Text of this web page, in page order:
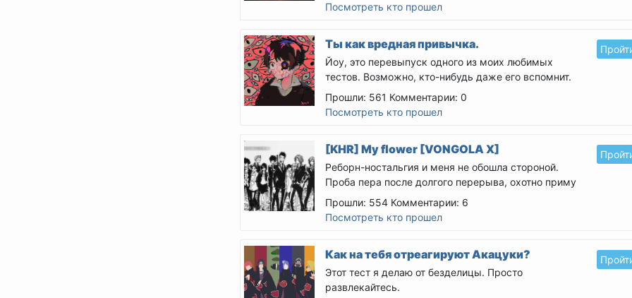
Посмотреть кто прошел
Ты как вредная привычка.
Йоу, это перевыпуск одного из моих любимых
тестов. Возможно, кто-нибудь даже его вспомнит.
(олды тут?) ...
Прошли: 561 Комментарии: 0
Посмотреть кто прошел
[KHR] My flower [VONGOLA X]
Реборн-ностальгия и меня не обошла стороной.
Проба пера после долгого перерыва, охотно приму
тапки.
Прошли: 554 Комментарии: 6
Посмотреть кто прошел
Как на тебя отреагируют Акацуки?
Этот тест я делаю от безделицы. Просто
развлекайтесь.